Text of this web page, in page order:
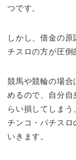
つです。
しかし、借金の
チスロの方が圧倒
競馬や競輪の場合
めるので、自分自
らい損してしま
チンコ・パチスロ
いきます。